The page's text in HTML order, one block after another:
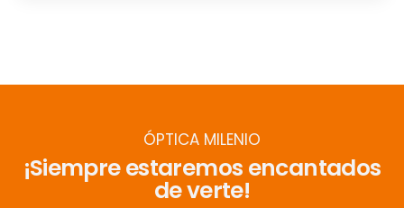
ÓPTICA MILENIO
¡Siempre estaremos encantados
de verte!